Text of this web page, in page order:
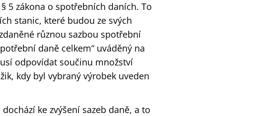
5 zákona o spotřebních daních. To
stanic, které budou ze svých
různou sazbou spotřební
daně celkem“ uváděný na
odpovídat součinu množství
kdy byl vybraný výrobek uveden
ke zvýšení sazeb daně, a to